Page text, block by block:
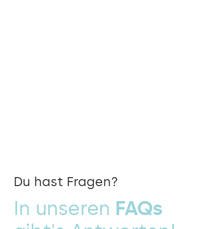
Du hast Fragen?
In unseren FAQs